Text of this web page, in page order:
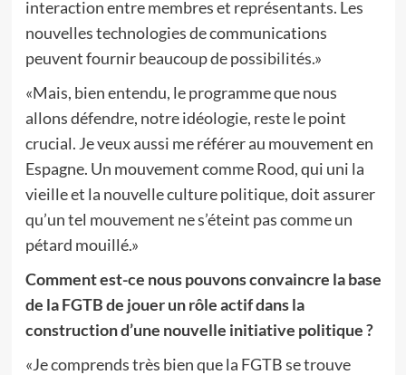
interaction entre membres et représentants. Les
nouvelles technologies de communications
peuvent fournir beaucoup de possibilités.»
«Mais, bien entendu, le programme que nous
allons défendre, notre idéologie, reste le point
crucial. Je veux aussi me référer au mouvement en
Espagne. Un mouvement comme Rood, qui uni la
vieille et la nouvelle culture politique, doit assurer
qu’un tel mouvement ne s’éteint pas comme un
pétard mouillé.»
Comment est-ce nous pouvons convaincre la base
de la FGTB de jouer un rôle actif dans la
construction d’une nouvelle initiative politique ?
«Je comprends très bien que la FGTB se trouve